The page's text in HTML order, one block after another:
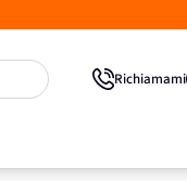
Richiamami